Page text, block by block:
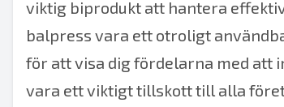
viktig biprodukt att hantera
balpress vara ett otroligt
för att visa dig fördelarna med att
vara ett viktigt tillskott till alla